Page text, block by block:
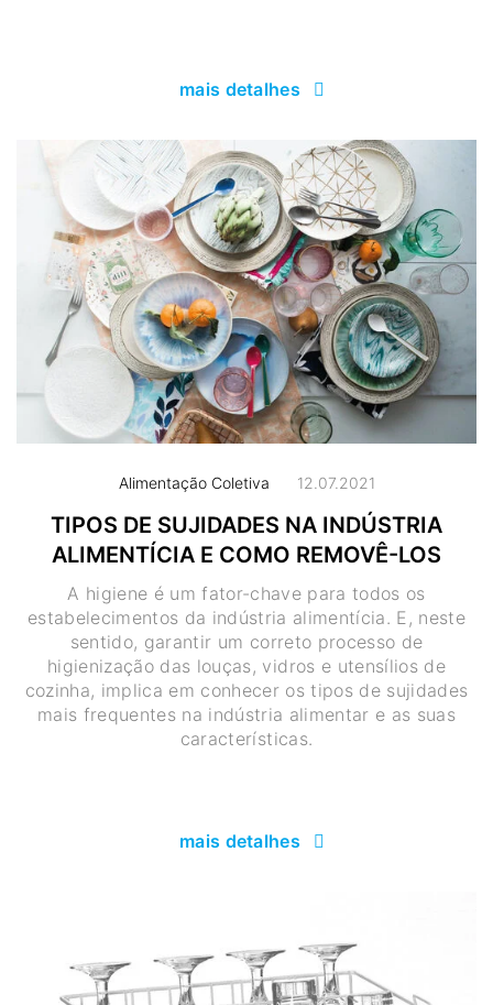
mais detalhes
Alimentação Coletiva 12.07.2021
TIPOS DE SUJIDADES NA INDÚSTRIA
ALIMENTÍCIA E COMO REMOVÊ-LOS
A higiene é um fator-chave para todos os
estabelecimentos da indústria alimentícia. E, neste
sentido, garantir um correto processo de
higienização das louças, vidros e utensílios de
cozinha, implica em conhecer os tipos de sujidades
mais frequentes na indústria alimentar e as suas
características.
mais detalhes